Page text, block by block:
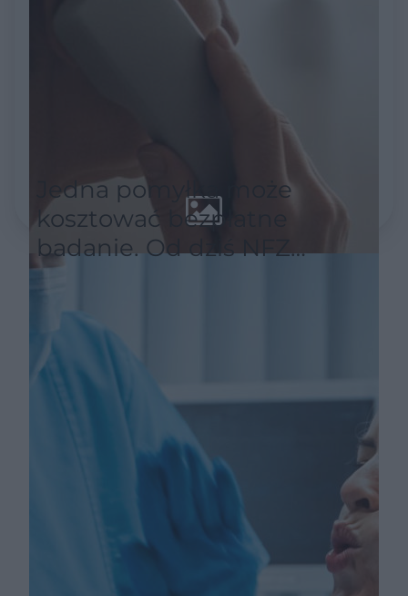
Jedna pomyłka może
kosztować bezpłatne
badanie. Od dziś NFZ
wymaga nowego sposobu
zapisów